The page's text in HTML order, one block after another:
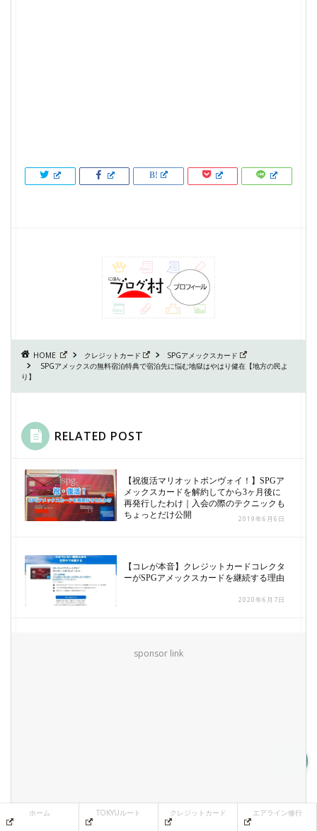
HOME クレジットカード
SPGアメックスカード
SPGアメックスの無料宿泊特典で宿泊先に悩む地獄はやはり健在【地方の民よ
り】
RELATED POST
【祝復活マリオットボンヴォイ！】SPGア
メックスカードを解約してから3ヶ月後に
再発行したわけ｜入会の際のテクニックも
ちょっとだけ公開
2019年6月6日
【コレが本音】クレジットカードコレクタ
ーがSPGアメックスカードを継続する理由
2020年6月7日
sponsor link
ホーム TOKYUルート クレジットカード エアライン修行
ホーム
クレジットカード